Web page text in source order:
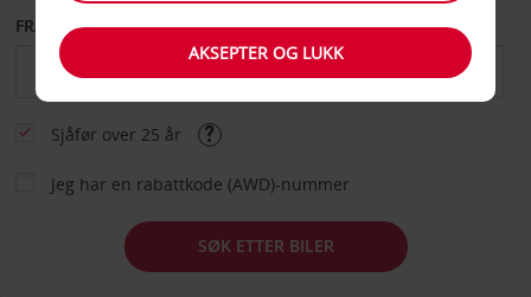
FRA DATO TIL DATO
Sjåfør over 25 år
Jeg har en rabattkode (AWD)-nummer
SØK ETTER BILER
AKSEPTER OG LUKK